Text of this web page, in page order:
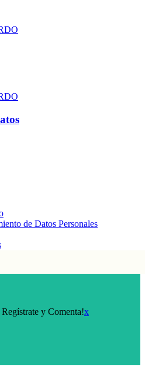
de Datos Personales
y Comenta!x